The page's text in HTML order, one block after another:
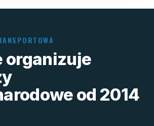
organizuje
od 2014